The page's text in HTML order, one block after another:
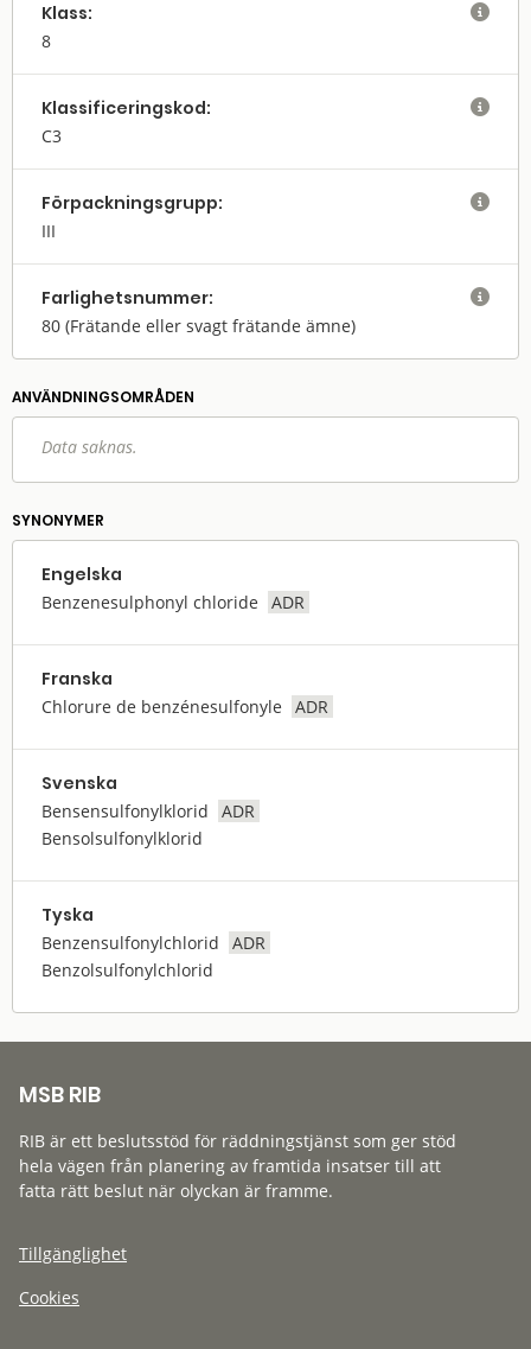
Klass:
8

Klassifi­cerings­kod:
C3

Förpack­nings­grupp:
III

Farlighets­nummer:
80 (Frätande eller svagt frätande ämne)

ANVÄNDNINGS­OMRÅDEN
Data saknas.
SYNONYMER
Engelska
Benzenesulphonyl chloride ADR
Franska
Chlorure de benzénesulfonyle ADR
Svenska
Bensensulfonylklorid
ADR
Bensolsulfonylklorid
Tyska
Benzensulfonylchlorid
ADR
Benzolsulfonylchlorid
MSB RIB
RIB är ett beslutsstöd för räddningstjänst som ger stöd
hela vägen från planering av framtida insatser till att
fatta rätt beslut när olyckan är framme.
Tillgänglighet
Cookies